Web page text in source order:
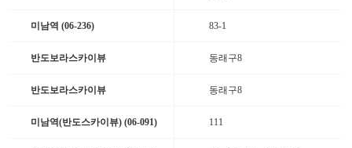
미남역 (06-236) 83-1
반도보라스카이뷰 동래구8
반도보라스카이뷰 동래구8
미남역(반도스카이뷰) (06-091) 111